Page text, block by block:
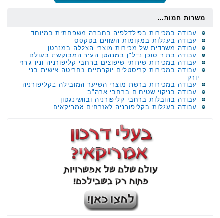
משרות חמות…
עבודה במכירות בפילדלפיה בחברה משפחתית במיוחד
עבודה בעגלות במקומות השווים בטקסס
עבודה משרדית של מכירות מוצרי הצללה במנהטן
עבודה בתור סוכן נדל"ן במנהטן העיר המבוקשת בעולם
עבודה במכירות שירותי שיפוצים ברחבי קליפורניה וניו ג'רזי
עבודה במכירות קריסטלים יוקרתיים בחריטה אישית בניו
יורק
עבודה במכירות ברשת מוצרי השיער המובילה בקליפורניה
עבודה בניקוי שטיחים ברחבי ארה"ב
עבודה בהובלות ברחבי קליפורניה ובוושינגטון
עבודה בעגלות בקליפורניה לאזרחים אמריקאים